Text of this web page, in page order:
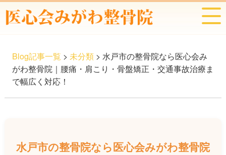
Blog記事一覧 > 未分類> 水戸市の整骨院なら医心会み
がわ整骨院｜腰痛・肩こり・骨盤矯正・交通事故治療ま
で幅広く対応！
水戸市の整骨院なら医心会みがわ整骨院